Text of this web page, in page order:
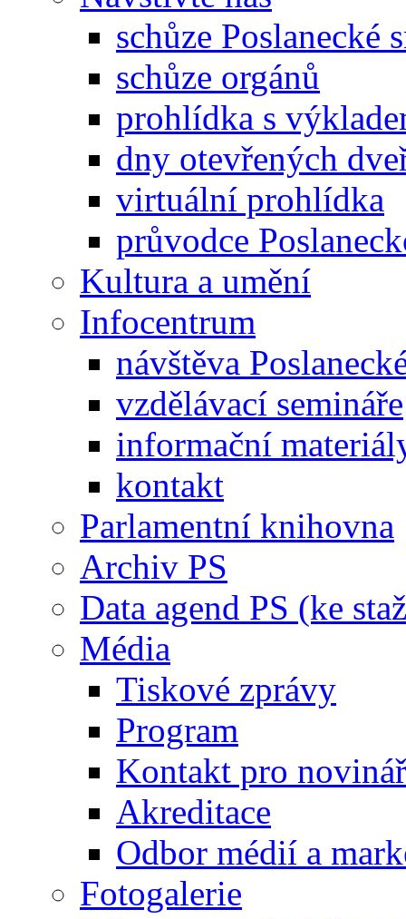
schůze Poslanecké
schůze orgánů
prohlídka s
dny otevřených
virtuální prohlídka
průvodce
Kultura a umění
Infocentrum
návštěva
vzdělávací semináře
informační
kontakt
Parlamentní knihovna
Archiv PS
Data agend PS (ke
Média
Tiskové zprávy
Program
Kontakt pro
Akreditace
Odbor médií a
Fotogalerie